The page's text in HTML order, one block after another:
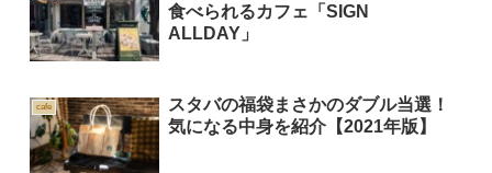
食べられるカフェ「SIGN
ALLDAY」
cafe
スタバの福袋まさかのダブル当選！
気になる中身を紹介【2021年版】